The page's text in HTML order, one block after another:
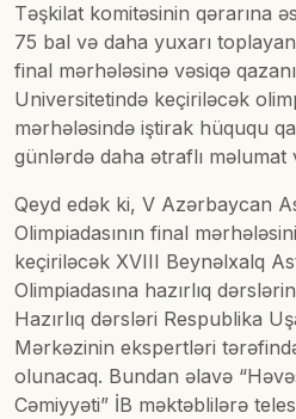
Təşkilat komitəsinin qərarına
75 bal və daha yuxarı
final mərhələsinə vəsiqə
Universitetində keçiriləcək
mərhələsində iştirak hüququ
günlərdə daha ətraflı məlumat
Qeyd edək ki, V Azərbaycan
Olimpiadasının final
keçiriləcək XVIII Beynəlxalq
Olimpiadasına hazırlıq
Hazırlıq dərsləri Respublika
Mərkəzinin ekspertləri
olunacaq. Bundan əlavə
Cəmiyyəti” İB məktəblilərə